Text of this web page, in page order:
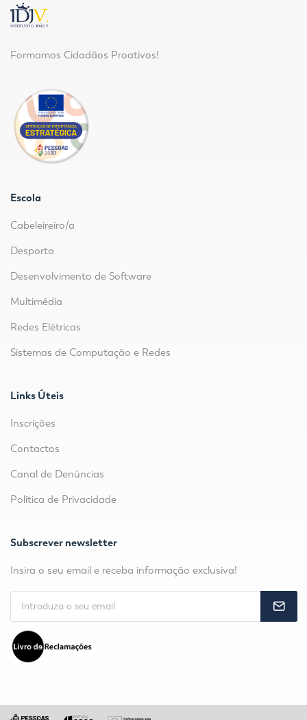
Formamos Cidadãos Proativos!
Escola
Cabeleireiro/a
Desporto
Desenvolvimento de Software
Multimédia
Redes Elétricas
Sistemas de Computação e Redes
Links Úteis
Inscrições
Contactos
Canal de Denúncias
Política de Privacidade
Subscrever newsletter
Insira o seu email e receba informação exclusiva!